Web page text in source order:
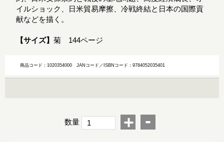
イルショック、日米貿易摩擦、冷戦終結と日本の国際貢
献などを描く。
【サイズ】菊 144ページ
商品コード：1020354000JANコード／ISBNコード：9784052035401
数量 + -